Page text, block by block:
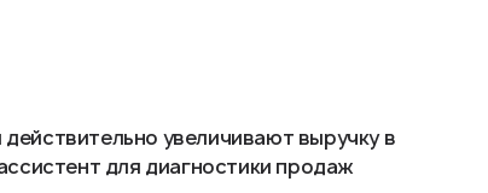
увеличивают выручку в
для диагностики продаж